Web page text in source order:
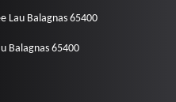
Lau Balagnas 65400
Balagnas 65400